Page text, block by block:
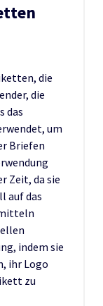
die
die
das
um
Briefen
Zeit, da sie
auf das
indem sie
ihr Logo
zu